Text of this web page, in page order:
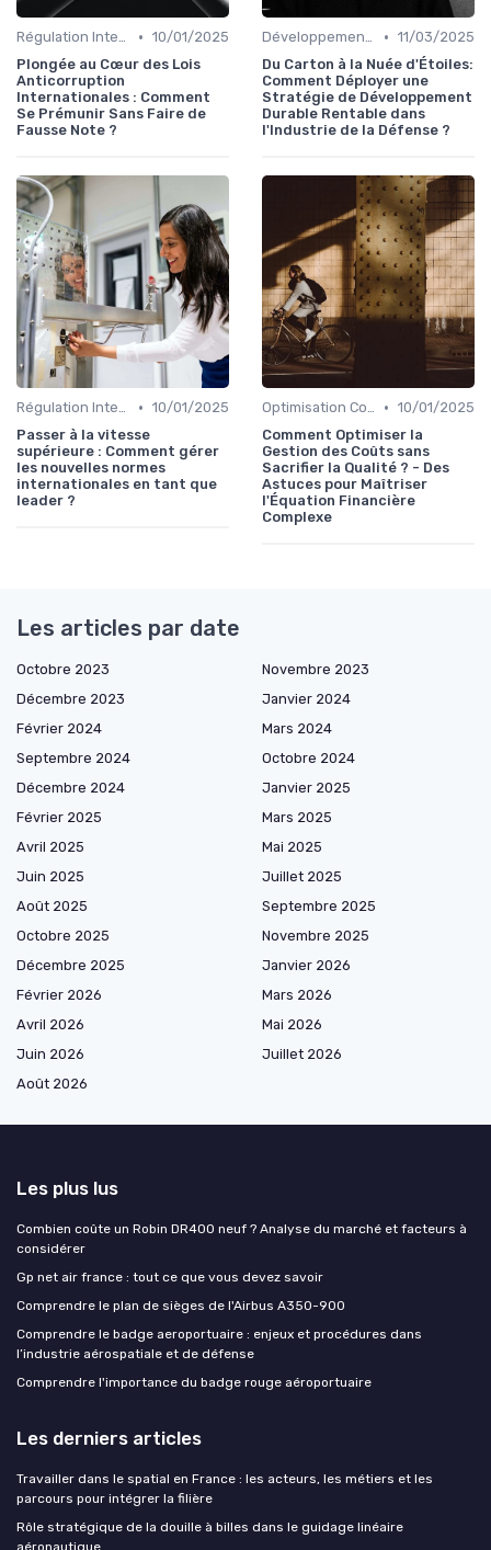
Régulation Internationale • 10/01/2025
Plongée au Cœur des Lois
Anticorruption
Internationales : Comment
Se Prémunir Sans Faire de
Fausse Note ?
Développement Durable • 11/03/2025
Du Carton à la Nuée d'Étoiles:
Comment Déployer une
Stratégie de Développement
Durable Rentable dans
l'Industrie de la Défense ?
Régulation Internationale • 10/01/2025
Passer à la vitesse
supérieure : Comment gérer
les nouvelles normes
internationales en tant que
leader ?
Optimisation Coûts • 10/01/2025
Comment Optimiser la
Gestion des Coûts sans
Sacrifier la Qualité ? - Des
Astuces pour Maîtriser
l'Équation Financière
Complexe
Les articles par date
Octobre 2023
Novembre 2023
Décembre 2023
Janvier 2024
Février 2024
Mars 2024
Septembre 2024
Octobre 2024
Décembre 2024
Janvier 2025
Février 2025
Mars 2025
Avril 2025
Mai 2025
Juin 2025
Juillet 2025
Août 2025
Septembre 2025
Octobre 2025
Novembre 2025
Décembre 2025
Janvier 2026
Février 2026
Mars 2026
Avril 2026
Mai 2026
Juin 2026
Juillet 2026
Août 2026
Les plus lus
Combien coûte un Robin DR400 neuf ? Analyse du marché et facteurs à
considérer
Gp net air france : tout ce que vous devez savoir
Comprendre le plan de sièges de l'Airbus A350-900
Comprendre le badge aeroportuaire : enjeux et procédures dans
l’industrie aérospatiale et de défense
Comprendre l'importance du badge rouge aéroportuaire
Les derniers articles
Travailler dans le spatial en France : les acteurs, les métiers et les
parcours pour intégrer la filière
Rôle stratégique de la douille à billes dans le guidage linéaire